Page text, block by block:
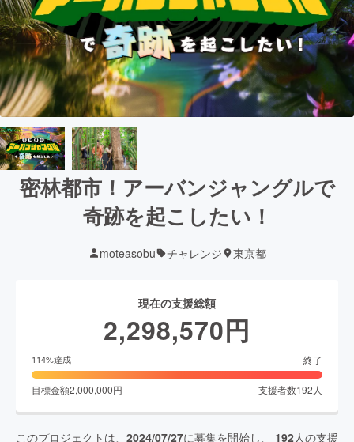
密林都市！アーバンジャングルで
奇跡を起こしたい！
moteasobu チャレンジ 東京都
現在の支援総額
2,298,570円
114%達成 終了
目標金額2,000,000円 支援者数192 人
このプロジェクトは、 2024/07/27に募集を開始し、 192人の支援